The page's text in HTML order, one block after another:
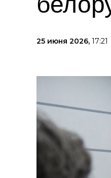
25 июня 2026, 17:21